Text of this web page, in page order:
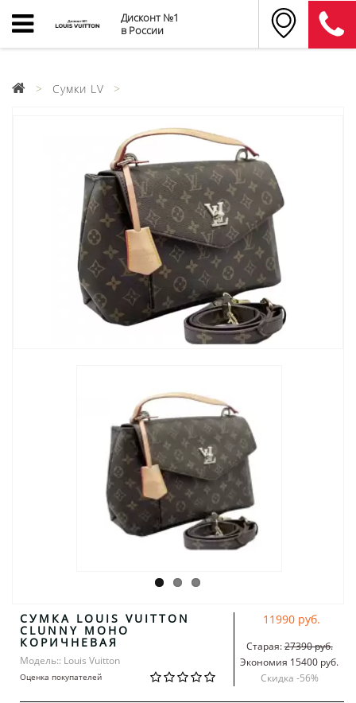
Дисконт №1
в России
Сумки LV
СУМКА LOUIS VUITTON
CLUNNY МОНО
КОРИЧНЕВАЯ
Модель:: Louis Vuitton
Оценка покупателей
11990 руб.
Старая:27390 руб.
Экономия 15400 руб.
Скидка -56%